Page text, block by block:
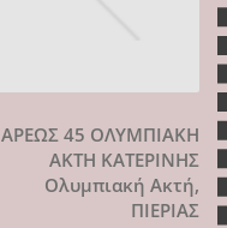
ΑΡΕΩΣ 45 ΟΛΥΜΠΙΑΚΗ
ΑΚΤΗ ΚΑΤΕΡΙΝΗΣ
Ολυμπιακή Ακτή,
ΠΙΕΡΙΑΣ